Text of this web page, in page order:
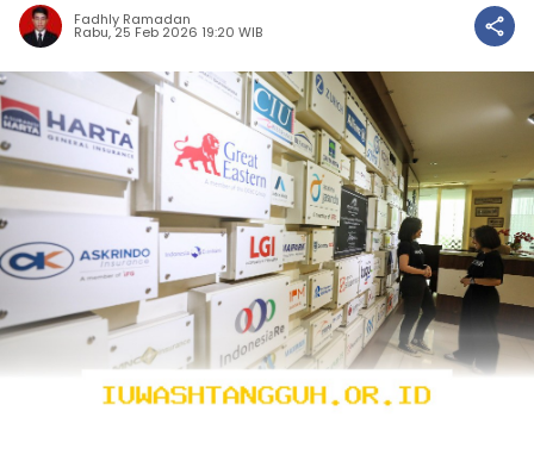
Fadhly Ramadan
Rabu, 25 Feb 2026 19:20 WIB